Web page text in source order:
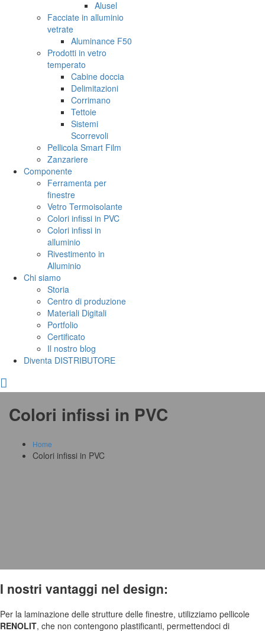
Alusel
Facciate in alluminio
vetrate
Aluminance F50
Prodotti in vetro
temperato
Cabine doccia
Delimitazioni
Corrimano
Tettoie
Sistemi
Scorrevoli
Pellicola Smart Film
Zanzariere
Componente
Ferramenta per
finestre
Vetro Termoisolante
Colori infissi in PVC
Colori infissi in
alluminio
Rivestimento in
Alluminio
Chi siamo
Storia
Centro di produzione
Materiali Digitali
Portfolio
Certificato
Il nostro blog
Diventa DISTRIBUTORE
Colori infissi in PVC
Home
Colori infissi in PVC
I nostri vantaggi nel design:
Per la laminazione delle strutture delle finestre, utilizziamo pellicole
RENOLIT, che non contengono plastificanti, permettendoci di